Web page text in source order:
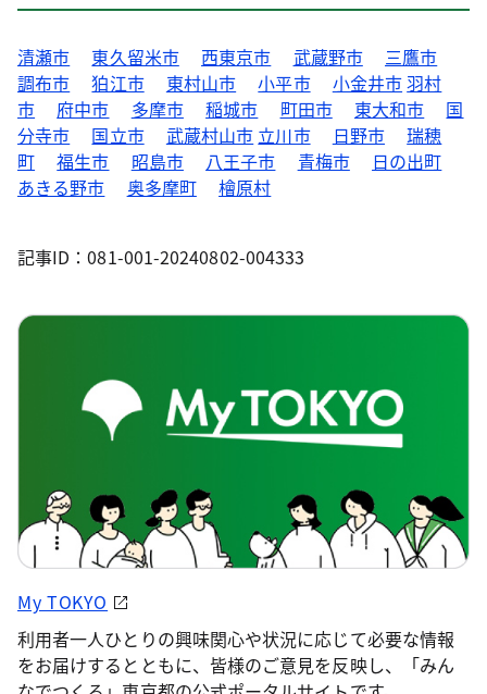
清瀬市 東久留米市 西東京市 武蔵野市
三鷹市
調布市
狛江市 東村山市 小平市 小金井市羽村
市
府中市 多摩市 稲城市 町田市 東大和市
国
分寺市
国立市 武蔵村山市 立川市 日野市
瑞穂
町
福生市 昭島市 八王子市 青梅市
日の出町
あきる野市
奥多摩町 檜原村
記事ID：081-001-20240802-004333
My TOKYO
利用者一人ひとりの興味関心や状況に応じて必要な情報
をお届けするとともに、皆様のご意見を反映し、「みん